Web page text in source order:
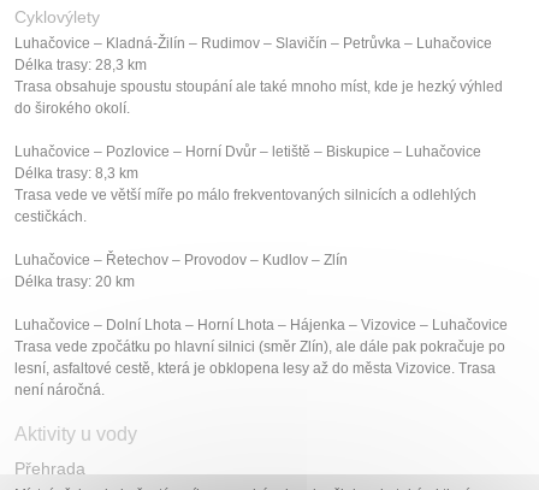
Cyklovýlety
Luhačovice – Kladná-Žilín – Rudimov – Slavičín – Petrůvka – Luhačovice
Délka trasy: 28,3 km
Trasa obsahuje spoustu stoupání ale také mnoho míst, kde je hezký výhled
do širokého okolí.
Luhačovice – Pozlovice – Horní Dvůr – letiště – Biskupice – Luhačovice
Délka trasy: 8,3 km
Trasa vede ve větší míře po málo frekventovaných silnicích a odlehlých
cestičkách.
Luhačovice – Řetechov – Provodov – Kudlov – Zlín
Délka trasy: 20 km
Luhačovice – Dolní Lhota – Horní Lhota – Hájenka – Vizovice – Luhačovice
Trasa vede zpočátku po hlavní silnici (směr Zlín), ale dále pak pokračuje po
lesní, asfaltové cestě, která je obklopena lesy až do města Vizovice. Trasa
není náročná.
Aktivity u vody
Přehrada